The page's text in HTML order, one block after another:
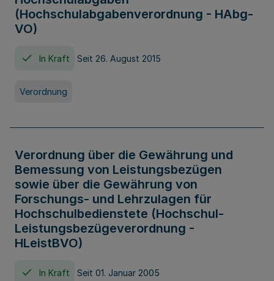
(Hochschulabgabenverordnung - HAbg-
VO)
In Kraft Seit 26. August 2015
Verordnung
Verordnung über die Gewährung und
Bemessung von Leistungsbezügen
sowie über die Gewährung von
Forschungs- und Lehrzulagen für
Hochschulbedienstete (Hochschul-
Leistungsbezügeverordnung -
HLeistBVO)
In Kraft Seit 01. Januar 2005